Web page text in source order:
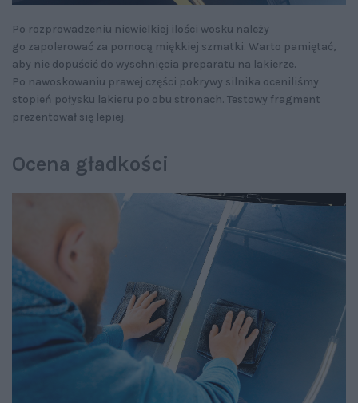
Po rozprowadzeniu niewielkiej ilości wosku należy
go zapolerować za pomocą miękkiej szmatki. Warto pamiętać,
aby nie dopuścić do wyschnięcia preparatu na lakierze.
Po nawoskowaniu prawej części pokrywy silnika oceniliśmy
stopień połysku lakieru po obu stronach. Testowy fragment
prezentował się lepiej.
Ocena gładkości